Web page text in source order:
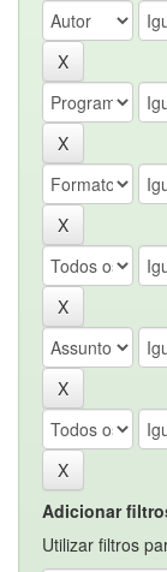
Adicionar
Utilizar filtros